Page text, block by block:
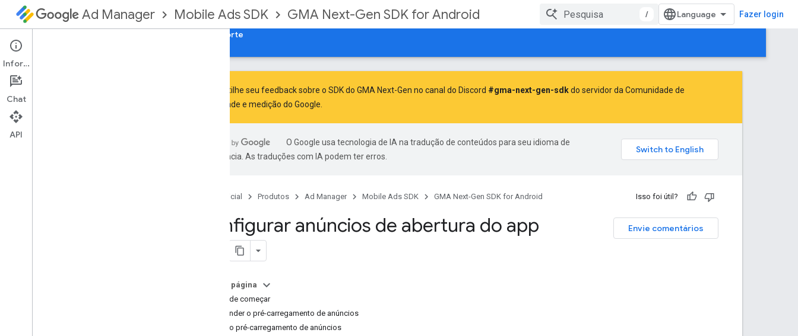
Ad Manager Mobile Ads SDK GMA Next-Gen SDK for Android / Fazer login
Suporte
Configurar o SDK do GMA Next-Gen
Notas da versão
Compartilhe seu feedback sobre o SDK do GMA Next-Gen no canal do Discord #gma-next-gen-sdkdo servidor da Comunidade de
publicidade e medição do Google.
O Google usa tecnologia de IA na tradução de conteúdos para seu idioma de
preferência. As traduções com IA podem ter erros.
Página inicial Produtos Ad Manager Mobile Ads SDK GMA Next-Gen SDK for Android Isso foi útil?
Envie comentários
Configurar anúncios de abertura do app
Nesta página
Antes de começar
Entender o pré-carregamento de anúncios
Iniciar o pré-carregamento de anúncios
Informações
Chat
API